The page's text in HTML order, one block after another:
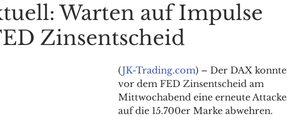
Warten auf Impulse
Zinsentscheid
(JK-Trading.com) – Der DAX konnte
vor dem FED Zinsentscheid am
Mittwochabend eine erneute Attacke
auf die 15.700er Marke abwehren.